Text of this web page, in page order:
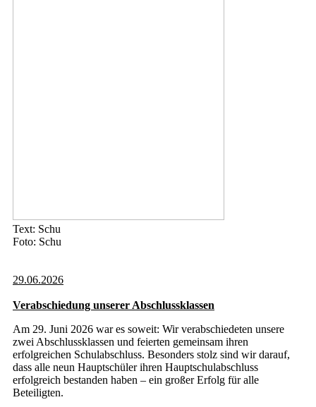
Text: Schu
Foto: Schu
29.06.2026
Verabschiedung unserer Abschlussklassen
Am 29. Juni 2026 war es soweit: Wir verabschiedeten unsere
zwei Abschlussklassen und feierten gemeinsam ihren
erfolgreichen Schulabschluss. Besonders stolz sind wir darauf,
dass alle neun Hauptschüler ihren Hauptschulabschluss
erfolgreich bestanden haben – ein großer Erfolg für alle
Beteiligten.